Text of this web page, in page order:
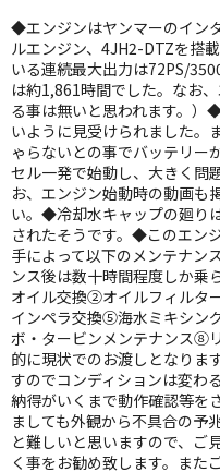
◆エンジンはヤンマーのイン
ルエンジン、4JH2-DTZを搭
いる連続最大出力は72PS/
は約1,861時間でした。なお
る事は無いと思われます。）
いように見受けられました。
ゃらないとの事でバッテリー
セル一発で始動し、大きく問
お、エンジン始動時の動画も
い。◆冷却水キャップの廻り
されたそうです。◆このエン
手によって以下のメンテナン
ンス後は数十時間程度しか
オイル交換②オイルフィルタ
インペラ交換⑤海水ミキシン
ボ・タービンメンテナンス⑧
的に現状でのお渡しとなりま
すのでコンディションは変わ
納得がいくまで動作確認等を
ましても外観から不具合の予
と難しいと思いますので、ご
く事をお勧め致します。また